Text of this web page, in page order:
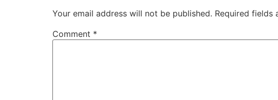
Your email address will not be published. Required fields
Comment *